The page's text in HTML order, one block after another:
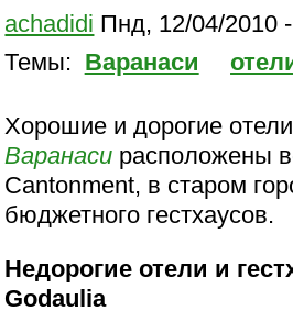
achadidi Пнд, 12/04/2010
Темы: Варанаси
Хорошие и дорогие
Варанаси расположены
Cantonment, в старом
бюджетного гестхаусов.
Недорогие отели и
Godaulia